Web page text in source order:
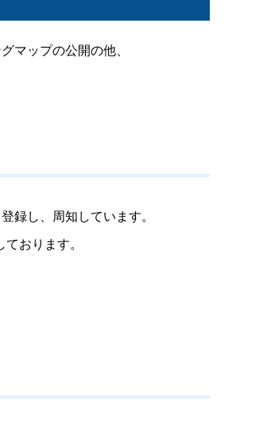
マップの公開の他、
録し、周知しています。
おります。